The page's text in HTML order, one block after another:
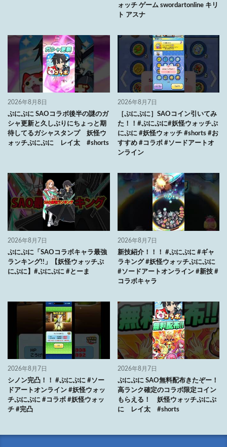
ォッチ ゲーム swordartonline キリ
ト アスナ
2026年8月8日
ぷにぷに SAOコラボ後半の謎のガ
シャ更新と久しぶりにちょっと期
待してるガシャスタンプ 妖怪ウ
ォッチぷにぷに レイ太 #shorts
2026年8月7日
［ぷにぷに］SAOコイン引いてみ
た！！#ぷにぷに#妖怪ウォッチぷ
にぷに #妖怪ウォッチ #shorts #お
すすめ #コラボ #ソードアートオ
ンライン
2026年8月7日
ぷにぷに「SAOコラボキャラ最強
ランキング!!」【妖怪ウォッチぷ
にぷに】#ぷにぷに #とーま
2026年8月7日
新技紹介！！！ #ぷにぷに #ギャ
ラキング #妖怪ウォッチぷにぷに
#ソードアートオンライン #新技 #
コラボキャラ
2026年8月7日
シノン完凸！！ #ぷにぷに #ソー
ドアートオンライン #妖怪ウォッ
チぷにぷに #コラボ #妖怪ウォッ
チ #完凸
2026年8月7日
ぷにぷに SAO無料配布きたぞー！
高ランク確定のコラボ限定コイン
もらえる！ 妖怪ウォッチぷにぷ
に レイ太 #shorts